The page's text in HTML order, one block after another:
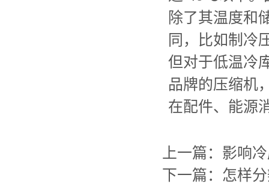
除了其温度和
同，比如制冷
但对于低温冷
品牌的压缩机
在配件、能源
上一篇： 影响
下一篇： 怎样